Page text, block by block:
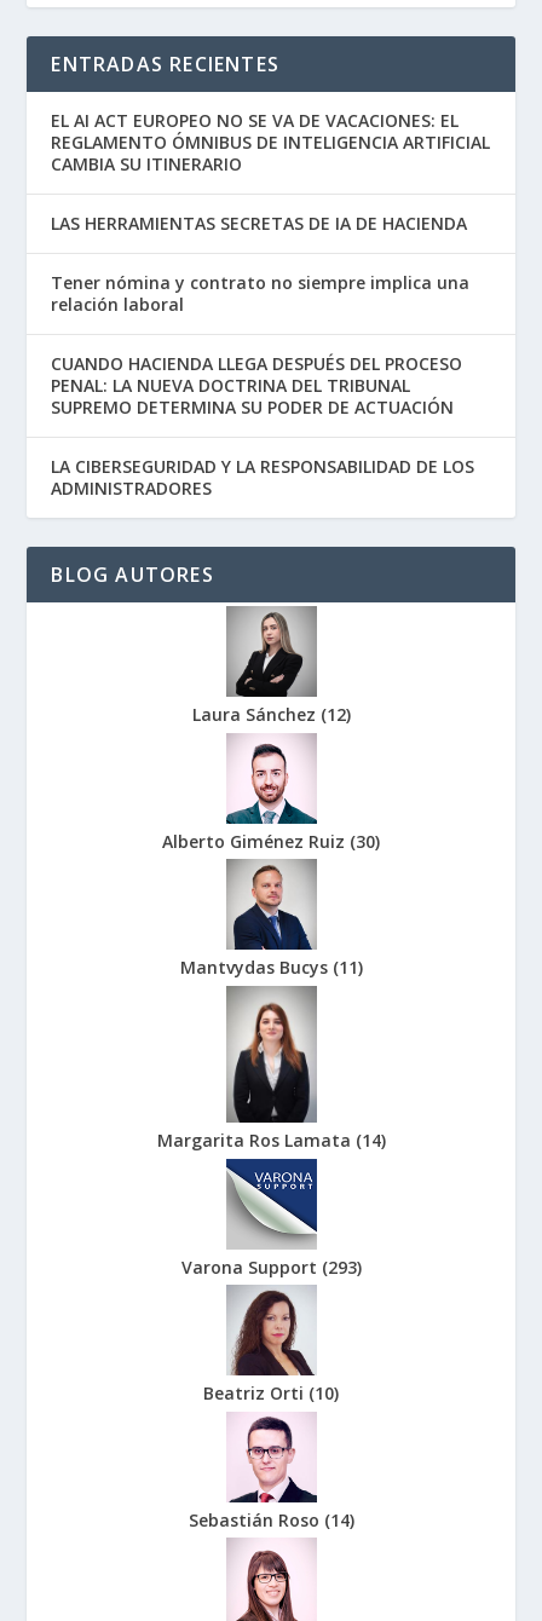
ENTRADAS RECIENTES
EL AI ACT EUROPEO NO SE VA DE VACACIONES: EL
REGLAMENTO ÓMNIBUS DE INTELIGENCIA ARTIFICIAL
CAMBIA SU ITINERARIO
LAS HERRAMIENTAS SECRETAS DE IA DE HACIENDA
Tener nómina y contrato no siempre implica una
relación laboral
CUANDO HACIENDA LLEGA DESPUÉS DEL PROCESO
PENAL: LA NUEVA DOCTRINA DEL TRIBUNAL
SUPREMO DETERMINA SU PODER DE ACTUACIÓN
LA CIBERSEGURIDAD Y LA RESPONSABILIDAD DE LOS
ADMINISTRADORES
BLOG AUTORES
Laura Sánchez (12)
Alberto Giménez Ruiz (30)
Mantvydas Bucys (11)
Margarita Ros Lamata (14)
Varona Support (293)
Beatriz Orti (10)
Sebastián Roso (14)